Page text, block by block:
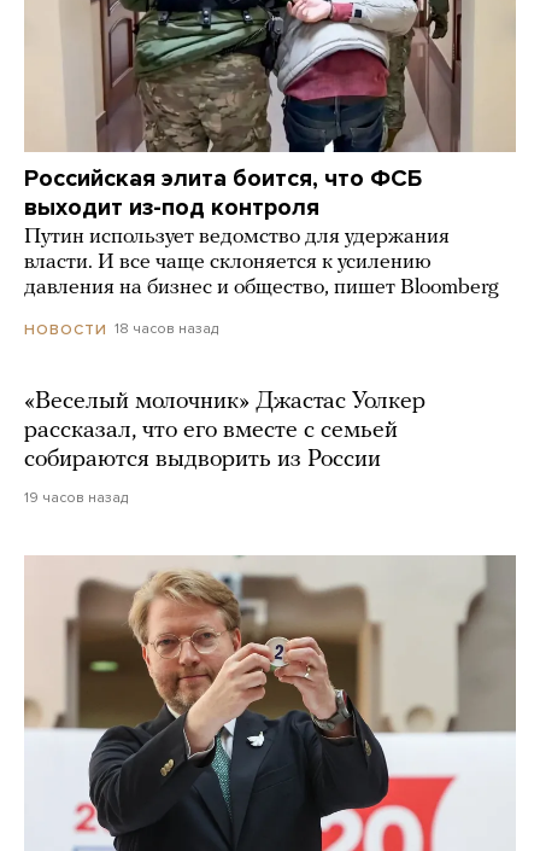
Российская элита боится, что ФСБ
выходит из-под контроля
Путин использует ведомство для удержания
власти. И все чаще склоняется к усилению
давления на бизнес и общество, пишет Bloomberg
НОВОСТИ 18 часов назад
«Веселый молочник» Джастас Уолкер
рассказал, что его вместе с семьей
собираются выдворить из России
19 часов назад